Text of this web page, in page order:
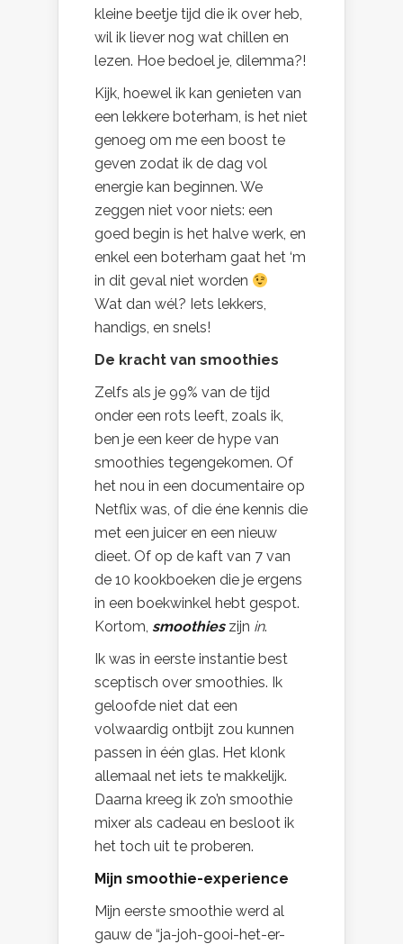
kleine beetje tijd die ik over heb,
wil ik liever nog wat chillen en
lezen. Hoe bedoel je, dilemma?!
Kijk, hoewel ik kan genieten van
een lekkere boterham, is het niet
genoeg om me een boost te
geven zodat ik de dag vol
energie kan beginnen. We
zeggen niet voor niets: een
goed begin is het halve werk, en
enkel een boterham gaat het ‘m
in dit geval niet worden
Wat dan wél? Iets lekkers,
handigs, en snels!
De kracht van smoothies
Zelfs als je 99% van de tijd
onder een rots leeft, zoals ik,
ben je een keer de hype van
smoothies tegengekomen. Of
het nou in een documentaire op
Netflix was, of die éne kennis die
met een juicer en een nieuw
dieet. Of op de kaft van 7 van
de 10 kookboeken die je ergens
in een boekwinkel hebt gespot.
Kortom, smoothieszijn in.
Ik was in eerste instantie best
sceptisch over smoothies. Ik
geloofde niet dat een
volwaardig ontbijt zou kunnen
passen in één glas. Het klonk
allemaal net iets te makkelijk.
Daarna kreeg ik zo’n smoothie
mixer als cadeau en besloot ik
het toch uit te proberen.
Mijn smoothie-experience
Mijn eerste smoothie werd al
gauw de “ja-joh-gooi-het-er-